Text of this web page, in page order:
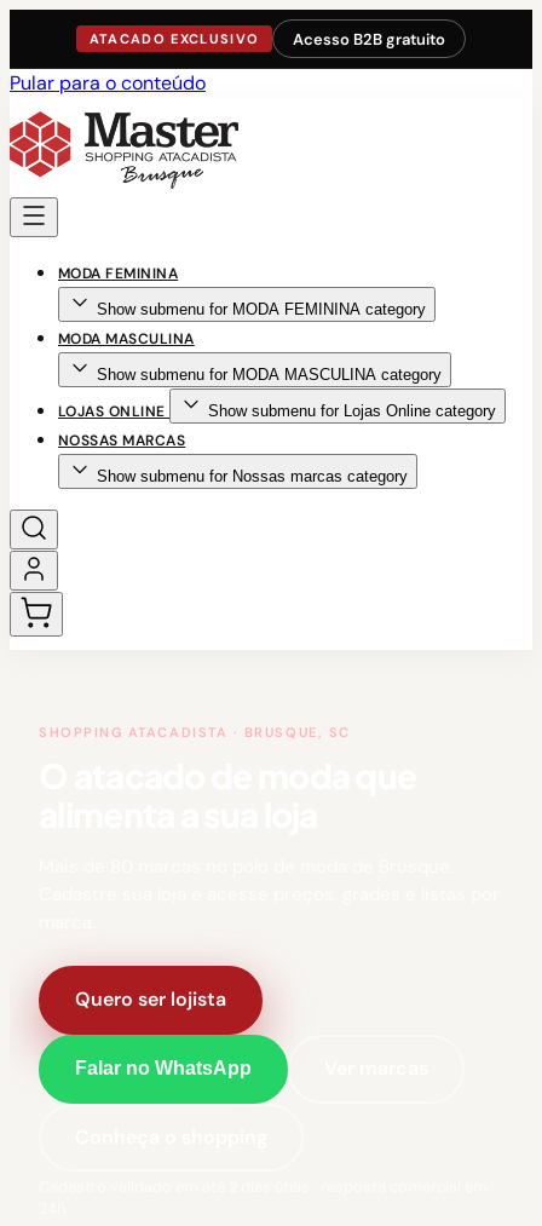
ATACADO EXCLUSIVO Acesso B2B gratuito
Pular para o conteúdo
MODA FEMININA
Show submenu for MODA FEMININA category
MODA MASCULINA
Show submenu for MODA MASCULINA category
LOJAS ONLINE Show submenu for Lojas Online category
NOSSAS MARCAS
Show submenu for Nossas marcas category
SHOPPING ATACADISTA · BRUSQUE, SC
Quero ser lojista
Falar no WhatsApp